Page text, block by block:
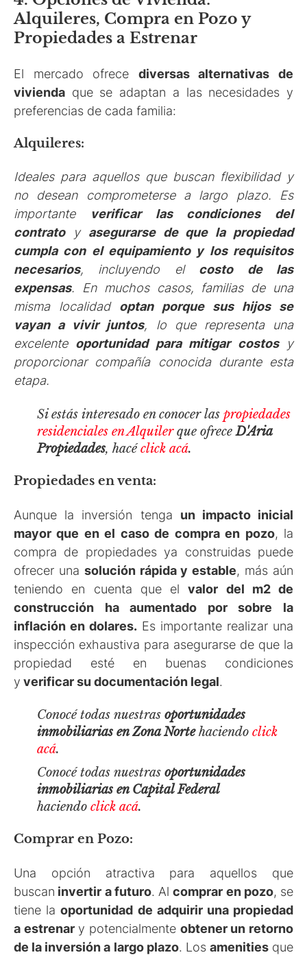
Alquileres, Compra en Pozo y
Propiedades a Estrenar
El mercado ofrece diversas alternativas de
vivienda que se adaptan a las necesidades y
preferencias de cada familia:
Alquileres:
Ideales para aquellos que buscan flexibilidad y
no desean comprometerse a largo plazo. Es
importante
verificar las condiciones del
contratoy asegurarse de que la propiedad
cumpla con el equipamiento y los requisitos
necesarios, incluyendo el costo de las
expensas. En muchos casos, familias de una
misma localidad optan porque sus hijos se
vayan a vivir juntos, lo que representa una
excelente oportunidad para mitigar costosy
proporcionar compañía conocida durante esta
etapa.
Si estás interesado en conocer laspropiedades
residenciales en Alquilerque ofreceD'Aria
Propiedades, hacéclick acá.
Propiedades en venta:
Aunque la inversión tenga un impacto inicial
mayor que en el caso de compra en pozo, la
compra de propiedades ya construidas puede
ofrecer una solución rápida y estable, más aún
teniendo en cuenta que elvalor del m2 de
construcción ha aumentado por sobre la
inflación en dolares. Es importante realizar una
inspección exhaustiva para asegurarse de que la
propiedad esté en buenas condiciones
y verificar su documentación legal.
Conocé todas nuestrasoportunidades
inmobiliarias en Zona Nortehaciendoclick
acá.
Conocé todas nuestrasoportunidades
inmobiliarias en Capital Federal
haciendoclick acá.
Comprar en Pozo:
Una opción atractiva para aquellos que
buscan invertir a futuro. Alcomprar en pozo, se
tiene laoportunidad de adquirir una propiedad
a estrenary potencialmente obtener un retorno
de la inversión a largo plazo. Los amenitiesque